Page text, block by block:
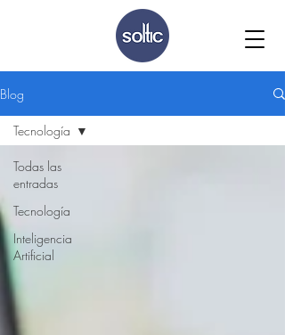
Blog
Todas las
entradas
Tecnología
Inteligencia
Artificial
Tecnología